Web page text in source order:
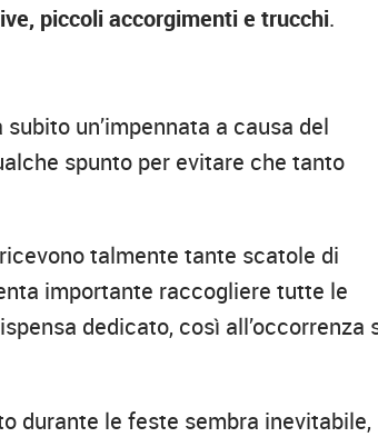
piccoli accorgimenti e trucchi.
un’impennata a causa del
spunto per evitare che tanto
talmente tante scatole di
importante raccogliere tutte le
dedicato, così all’occorrenza
durante le feste sembra inevitabile,